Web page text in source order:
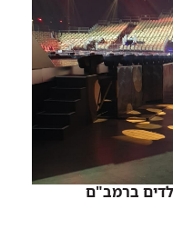
ברמב"ם